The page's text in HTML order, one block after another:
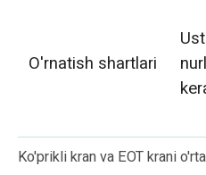
O'rnatish shartlari
Ko'prikli kran va EOT krani